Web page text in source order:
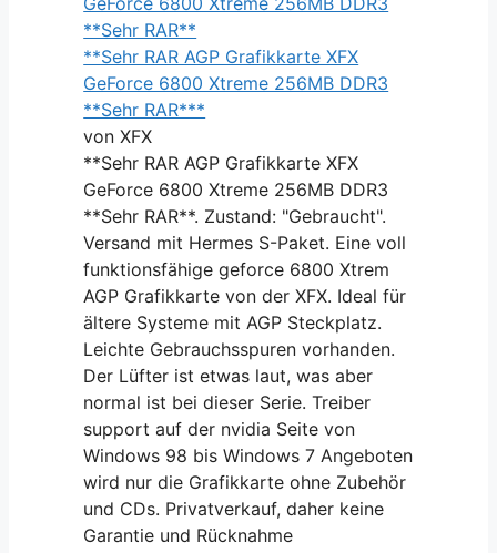
**Sehr RAR AGP Grafikkarte XFX
GeForce 6800 Xtreme 256MB DDR3
**Sehr RAR***
von XFX
**Sehr RAR AGP Grafikkarte XFX
GeForce 6800 Xtreme 256MB DDR3
**Sehr RAR**. Zustand: "Gebraucht".
Versand mit Hermes S-Paket. Eine voll
funktionsfähige geforce 6800 Xtrem
AGP Grafikkarte von der XFX. Ideal für
ältere Systeme mit AGP Steckplatz.
Leichte Gebrauchsspuren vorhanden.
Der Lüfter ist etwas laut, was aber
normal ist bei dieser Serie. Treiber
support auf der nvidia Seite von
Windows 98 bis Windows 7 Angeboten
wird nur die Grafikkarte ohne Zubehör
und CDs. Privatverkauf, daher keine
Garantie und Rücknahme